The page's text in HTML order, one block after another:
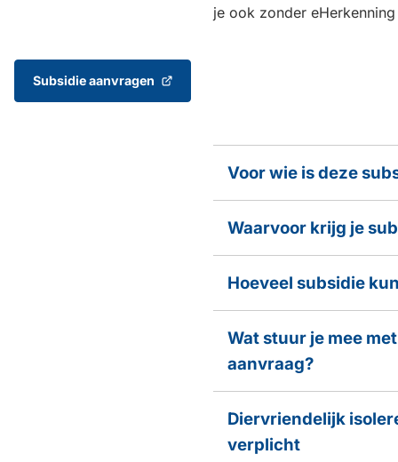
je ook zonder
Subsidie aanvragen
(Verwijst
Voor wie is deze
Waarvoor krijg je
Hoeveel subsidie
Wat stuur je mee
aanvraag?
Diervriendelijk
verplicht